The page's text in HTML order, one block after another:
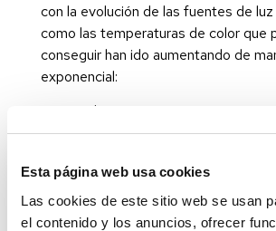
Esta página web usa cookies
Las cookies de este sitio web se usan
el contenido y los anuncios, ofrecer
con la evolución de las fuentes de
como las temperaturas de color que
conseguir han ido aumentando de
exponencial:
Vela
Incandescenciaà2700ºK
Bajo consumo y fluorescencia
6500ºK
LED à1800ºK-6500ºK